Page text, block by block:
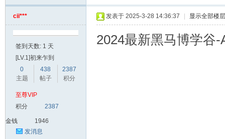
cii***
签到天数: 1 天
[LV.1]初来乍到
0
主题
438
帖子
2387
积分
至尊VIP
积分
2387
金钱
1946
发消息
发表于 2025-3-28 14:36:37 显示全部楼层
2024最新黑马博学谷